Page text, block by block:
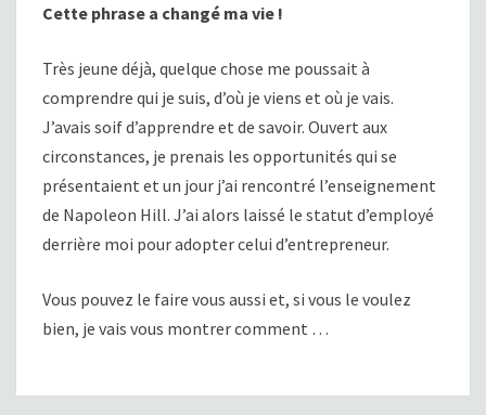
Cette phrase a changé ma vie !
Très jeune déjà, quelque chose me poussait à
comprendre qui je suis, d’où je viens et où je vais.
J’avais soif d’apprendre et de savoir. Ouvert aux
circonstances, je prenais les opportunités qui se
présentaient et un jour j’ai rencontré l’enseignement
de Napoleon Hill. J’ai alors laissé le statut d’employé
derrière moi pour adopter celui d’entrepreneur.
Vous pouvez le faire vous aussi et, si vous le voulez
bien, je vais vous montrer comment …